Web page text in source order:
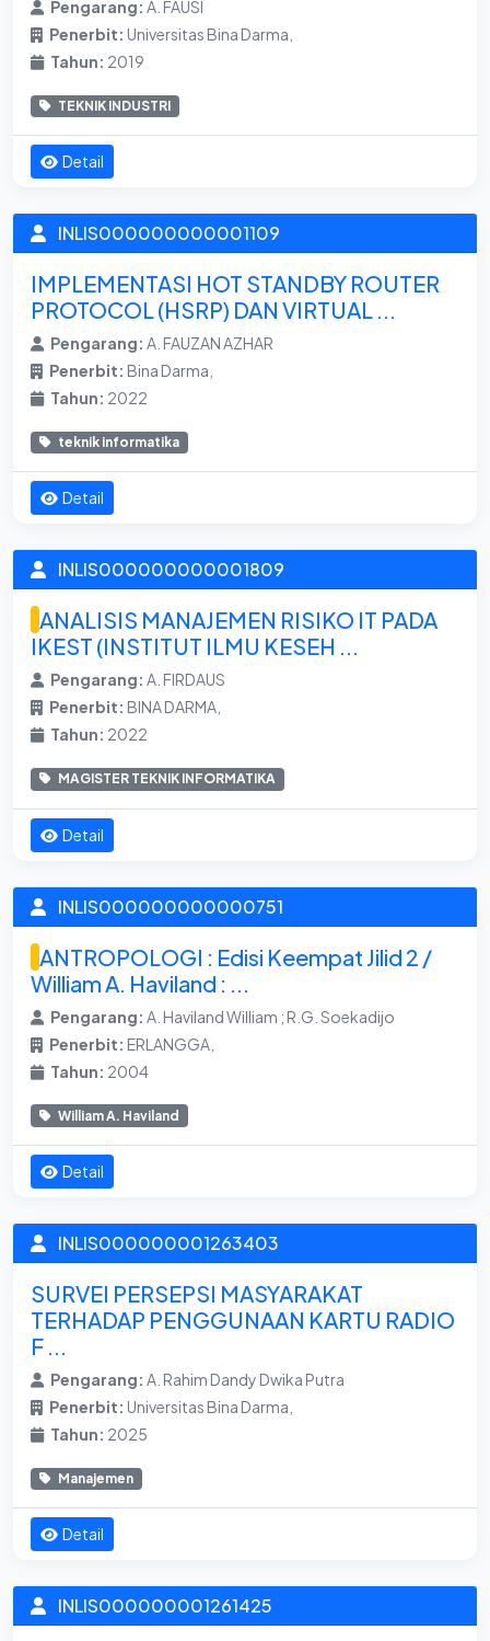
Pengarang: A. FAUSI
Penerbit: Universitas Bina Darma,
Tahun: 2019
TEKNIK INDUSTRI
Detail
INLIS000000000001109
IMPLEMENTASI HOT STANDBY ROUTER
PROTOCOL (HSRP) DAN VIRTUAL ...
Pengarang: A. FAUZAN AZHAR
Penerbit: Bina Darma,
Tahun: 2022
teknik informatika
Detail
INLIS000000000001809
ANALISIS MANAJEMEN RISIKO IT PADA
IKEST (INSTITUT ILMU KESEH ...
Pengarang: A. FIRDAUS
Penerbit: BINA DARMA,
Tahun: 2022
MAGISTER TEKNIK INFORMATIKA
Detail
INLIS000000000000751
ANTROPOLOGI : Edisi Keempat Jilid 2 /
William A. Haviland : ...
Pengarang: A. Haviland William ; R.G. Soekadijo
Penerbit: ERLANGGA,
Tahun: 2004
William A. Haviland
Detail
INLIS000000001263403
SURVEI PERSEPSI MASYARAKAT
TERHADAP PENGGUNAAN KARTU RADIO
F ...
Pengarang: A. Rahim Dandy Dwika Putra
Penerbit: Universitas Bina Darma,
Tahun: 2025
Manajemen
Detail
INLIS000000001261425